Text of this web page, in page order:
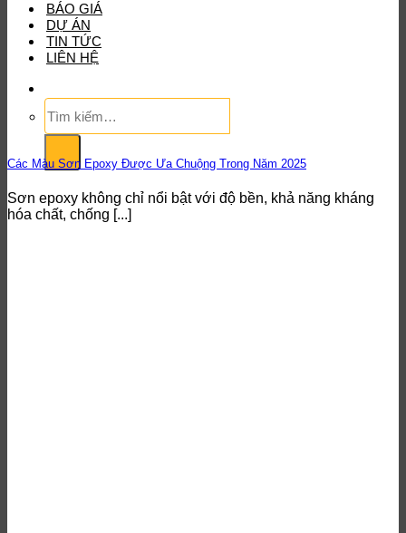
BÁO GIÁ
DỰ ÁN
TIN TỨC
LIÊN HỆ
Tìm
kiếm:
Các Màu Sơn Epoxy Được Ưa Chuộng Trong Năm 2025
Sơn epoxy không chỉ nổi bật với độ bền, khả năng kháng
hóa chất, chống [...]